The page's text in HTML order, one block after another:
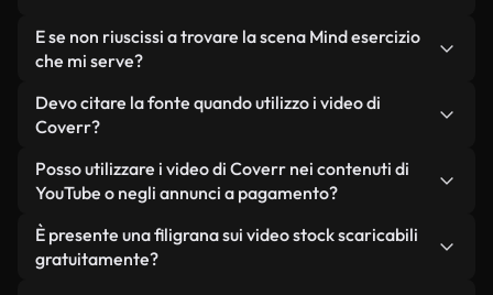
esercizio, e da video generati dall'intelligenza
artificiale. Ogni video è chiaramente etichettato,
Non se scegli le nostre versioni ottimizzate.
Offriamo formati leggeri e pronti per il web,
mantengono alta la qualità, riducono al minimo i
tempi di caricamento e migliorano parametri
come LCP.
E se non riuscissi a trovare la scena Mind esercizio
che mi serve?
Puoi crearne uno all'istante utilizzando Coverr AI
Studio. Ti basta descrivere la scena, ad esempio
in pochi secondi un video personalizzato in
conformità con i nostri standard di licenza.
Devo citare la fonte quando utilizzo i video di
Coverr?
Non è richiesto alcun riconoscimento dell'autore.
Tutti i video presenti nella nostra libreria sono
senza citare il creatore, sebbene sia sempre
gradito.
Posso utilizzare i video di Coverr nei contenuti di
YouTube o negli annunci a pagamento?
Sì. Tutti i filmati di Coverr possono essere utilizzati
in video monetizzati su YouTube, promozioni sui
È presente una filigrana sui video stock scaricabili
gratuitamente?